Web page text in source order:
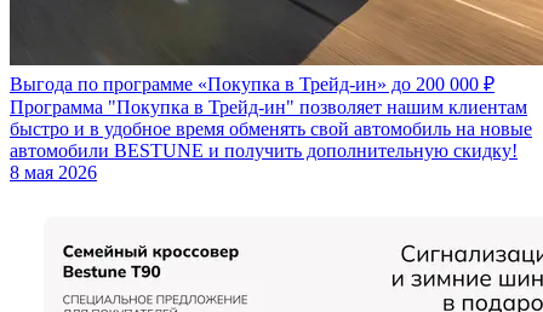
Выгода по программе «Покупка в Трейд‑ин» до 200 000 ₽
Программа "Покупка в Трейд‑ин" позволяет нашим клиентам
быстро и в удобное время обменять свой автомобиль на новые
автомобили BESTUNE и получить дополнительную скидку!
8 мая 2026